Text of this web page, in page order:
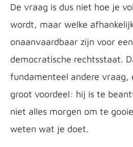
De vraag is dus niet hoe je
wordt, maar welke
onaanvaardbaar zijn voor
democratische rechtsstaat.
fundamenteel andere vraag,
groot voordeel: hij is te
niet alles morgen om te
weten wat je doet.